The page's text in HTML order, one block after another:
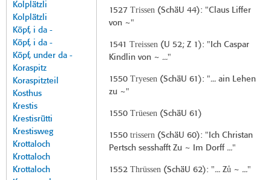
Kolplätzli
Kolplätzli
Köpf, i da -
Köpf, i da -
Köpf, under da -
Koraspitz
Koraspitzteil
Kosthus
Krestis
Krestisrütti
Krestisweg
Krottaloch
Krottaloch
Krottaloch
1527 Trissen(SchäU 44): "Claus Liffer
von ~"
1541 Treissen(U 52; Z 1): "Ich Caspar
Kindlin von ~ ..."
1550 Tryesen(SchäU 61 ): "... ain Lehen
zu ~"
1550 Trüesen(SchäU 61 )
1550 trissern(SchäU 60): "Ich Christan
Pertsch sesshafft Zu ~ Im Dorff ..."
1552 Thrüssen(SchäU 62): "... Zů~ ..."